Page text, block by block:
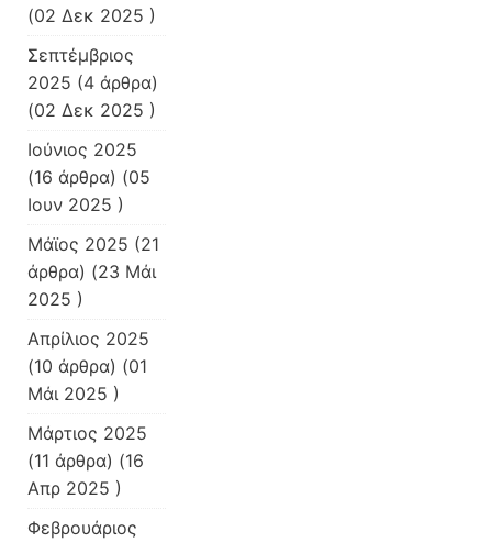
(02 Δεκ 2025 )
Σεπτέμβριος
2025 (4 άρθρα)
(02 Δεκ 2025 )
Ιούνιος 2025
(16 άρθρα) (05
Ιουν 2025 )
Μάϊος 2025 (21
άρθρα) (23 Μάι
2025 )
Απρίλιος 2025
(10 άρθρα) (01
Μάι 2025 )
Μάρτιος 2025
(11 άρθρα) (16
Απρ 2025 )
Φεβρουάριος